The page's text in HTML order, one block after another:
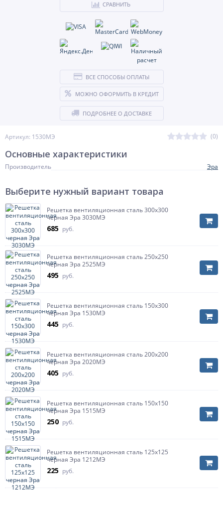
Артикул: 1530МЭ (0)
СРАВНИТЬ
ВСЕ СПОСОБЫ ОПЛАТЫ
МОЖНО ОФОРМИТЬ В КРЕДИТ
ПОДРОБНЕЕ О ДОСТАВКЕ
Основные характеристики
Производитель Эра
Выберите нужный вариант товара
Решетка вентиляционная сталь 300х300
черная Эра 3030МЭ
685 руб.
Решетка вентиляционная сталь 250х250
черная Эра 2525МЭ
495 руб.
Решетка вентиляционная сталь 150х300
черная Эра 1530МЭ
445 руб.
Решетка вентиляционная сталь 200х200
черная Эра 2020МЭ
405 руб.
Решетка вентиляционная сталь 150х150
черная Эра 1515МЭ
250 руб.
Решетка вентиляционная сталь 125х125
черная Эра 1212МЭ
225 руб.